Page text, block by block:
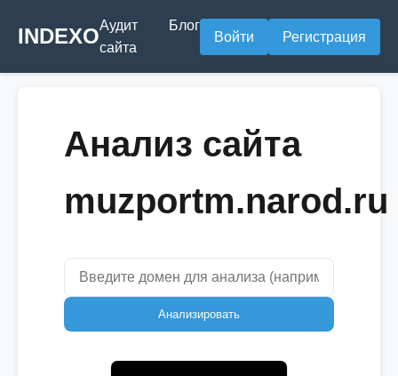
INDEXOАудит
сайта
Блог
Войти Регистрация
Анализ сайта
muzportm.narod.ru
Анализировать